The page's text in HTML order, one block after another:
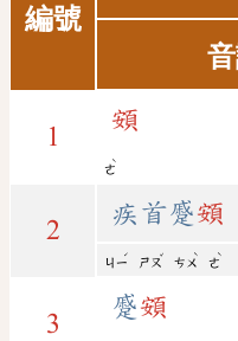
編號
1
頞
ㄜ
ˋ
2
疾首蹙頞
ㄐㄧ
ˊ
ㄕㄡ
ˇ
ㄘㄨ
ˋ
ㄜ
ˋ
3
蹙頞